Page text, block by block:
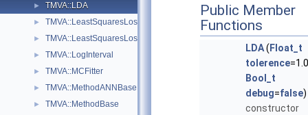
► TMVA::LDA
► TMVA::LeastSquaresLossFunction
► TMVA::LeastSquaresLossFunctionBDT
► TMVA::LogInterval
► TMVA::MCFitter
► TMVA::MethodANNBase
► TMVA::MethodBase
Public Member
Functions
LDA( Float_t
tolerence
Bool_t
debug=false)
constructor